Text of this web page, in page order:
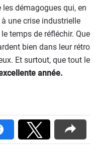
démagogues qui, en
une crise industrielle
temps de réfléchir. Que
bien dans leur rétro
Et surtout, que tout le
année.